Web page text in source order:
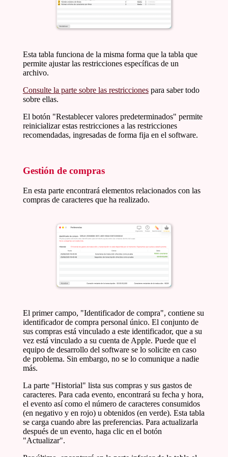
Esta tabla funciona de la misma forma que la tabla que
permite ajustar las restricciones específicas de un
archivo.
Consulte la parte sobre las restriccionespara saber todo
sobre ellas.
El botón "Restablecer valores predeterminados" permite
reinicializar estas restricciones a las restricciones
recomendadas, ingresadas de forma fija en el software.
Gestión de compras
En esta parte encontrará elementos relacionados con las
compras de caracteres que ha realizado.
El primer campo, "Identificador de compra", contiene su
identificador de compra personal único. El conjunto de
sus compras está vinculado a este identificador, que a su
vez está vinculado a su cuenta de Apple. Puede que el
equipo de desarrollo del software se lo solicite en caso
de problema. Sin embargo, no se lo comunique a nadie
más.
La parte "Historial" lista sus compras y sus gastos de
caracteres. Para cada evento, encontrará su fecha y hora,
el evento así como el número de caracteres consumidos
(en negativo y en rojo) u obtenidos (en verde). Esta tabla
se carga cuando abre las preferencias. Para actualizarla
después de un evento, haga clic en el botón
"Actualizar".